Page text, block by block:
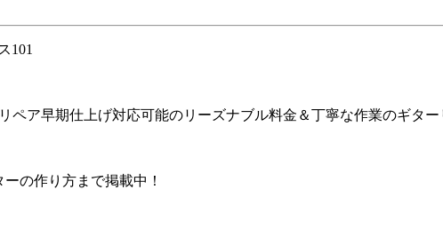
101
ペア早期仕上げ対応可能のリーズナブル料金＆丁寧な作業のギタ
ーの作り方まで掲載中！